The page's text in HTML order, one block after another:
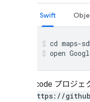
Swift
open
Xcode プロジェ
https://